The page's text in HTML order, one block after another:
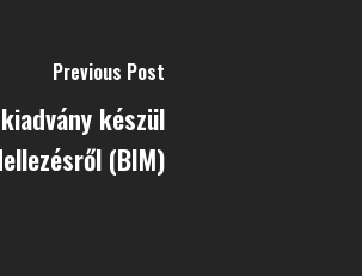
Previous Post
készül
(BIM)